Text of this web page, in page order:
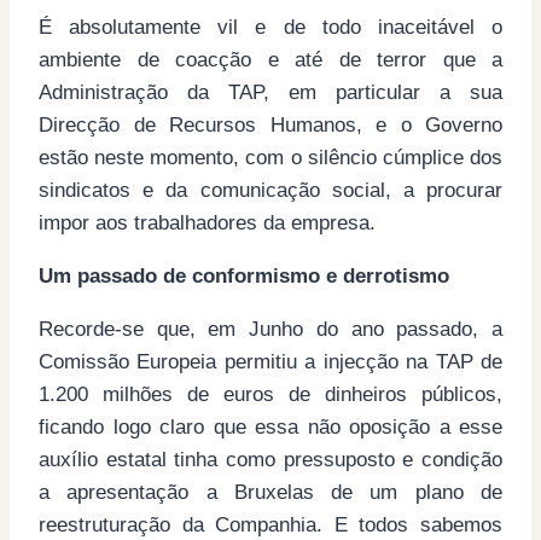
É absolutamente vil e de todo inaceitável o
ambiente de coacção e até de terror que a
Administração da TAP, em particular a sua
Direcção de Recursos Humanos, e o Governo
estão neste momento, com o silêncio cúmplice dos
sindicatos e da comunicação social, a procurar
impor aos trabalhadores da empresa.
Um passado de conformismo e derrotismo
Recorde-se que, em Junho do ano passado, a
Comissão Europeia permitiu a injecção na TAP de
1.200 milhões de euros de dinheiros públicos,
ficando logo claro que essa não oposição a esse
auxílio estatal tinha como pressuposto e condição
a apresentação a Bruxelas de um plano de
reestruturação da Companhia. E todos sabemos